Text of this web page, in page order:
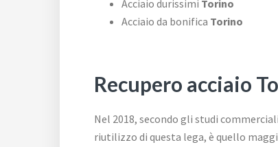
Acciaio durissimi Torino
Acciaio da bonifica Torino
Recupero acciaio
Nel 2018, secondo gli studi
riutilizzo di questa lega, è quello